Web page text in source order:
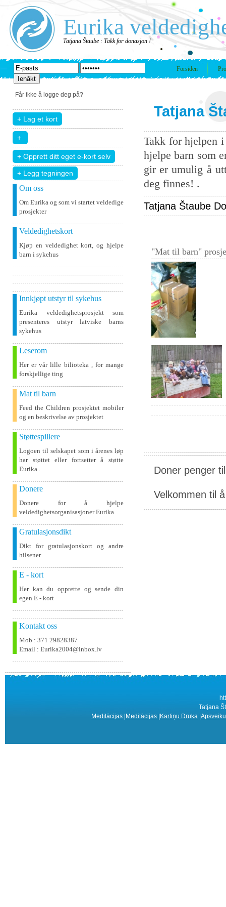
Eurika
Tatjana Štaube : Takk for donasjon !
Forsiden
Får ikke å logge deg på?
+ Legg tegningen
Om oss
Om Eurika og som vi startet veldedige
prosjekter
Veldedighetskort
Kjøp en veldedighet kort, og hjelpe
barn i sykehus
Innkjøpt utstyr til sykehus
Eurika veldedighetsprosjekt som
presenteres utstyr latviske barns
sykehus
Leserom
Her er vår lille bilioteka , for mange
forskjellige ting
Mat til barn
Feed the Children prosjektet mobiler
og en beskrivelse av prosjektet
Støttespillere
Logoen til selskapet som i årenes løp
har støttet eller fortsetter å støtte
Eurika .
Donere
Donere for å hjelpe
veldedighetsorganisasjoner Eurika
Gratulasjonsdikt
Dikt for gratulasjonskort og andre
hilsener
E - kort
Her kan du opprette og sende din
egen E - kort
Kontakt oss
Mob : 371 29828387
Email : Eurika2004@inbox.lv
Tatjana
Takk for hjelpen
hjelpe barn som
gir er umulig å
deg finnes! .
Tatjana Štaube
"Mat til barn"
Doner penger
Velkommen til
Tatjana
Meditācijas Meditācijas Kartiņu Druka